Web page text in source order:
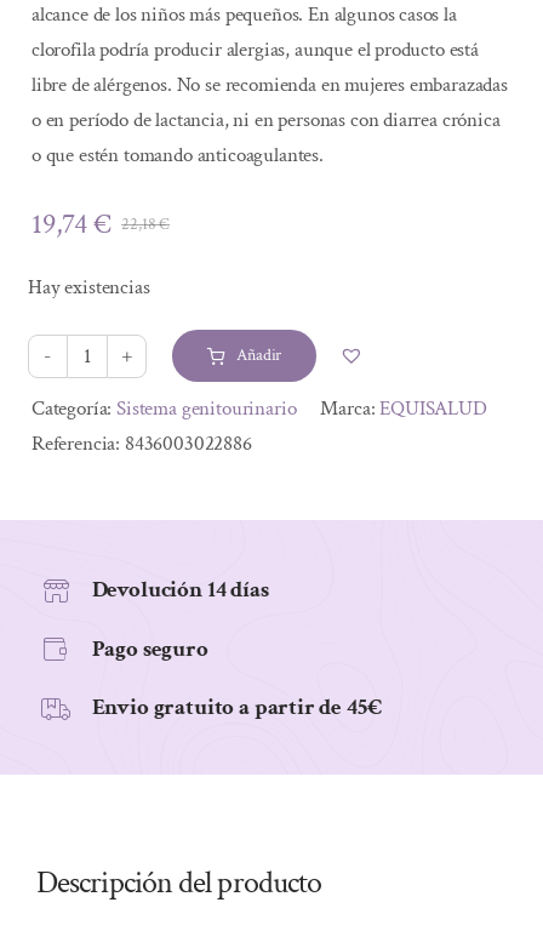
alcance de los niños más pequeños. En algunos casos la
clorofila podría producir alergias, aunque el producto está
libre de alérgenos. No se recomienda en mujeres embarazadas
o en período de lactancia, ni en personas con diarrea crónica
o que estén tomando anticoagulantes.
22,18€El
era:
22,18 €.
19,74€
El
es:
19,74 €.
Hay existencias
HOLOFIT
CLOROFILA
50CAP
Añadir
Alternative:
Categoría:Sistema genitourinario Marca:EQUISALUD
Referencia: 8436003022886
Devolución 14 días
Pago seguro
Envio gratuito a partir de 45€
Descripción del producto